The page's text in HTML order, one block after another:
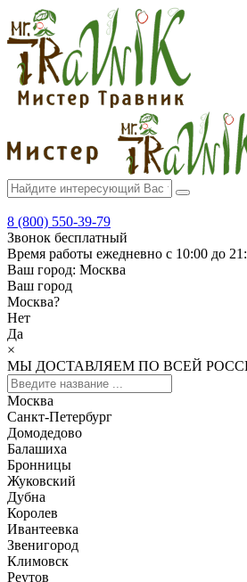
8 (800) 550-39-79
Звонок бесплатный
Время работы ежедневно с 10:00 до
Ваш город: Москва
Ваш город
Москва?
Нет
Да
×
МЫ ДОСТАВЛЯЕМ ПО ВСЕЙ
Москва
Санкт-Петербург
Домодедово
Балашиха
Бронницы
Жуковский
Дубна
Королев
Ивантеевка
Звенигород
Климовск
Реутов